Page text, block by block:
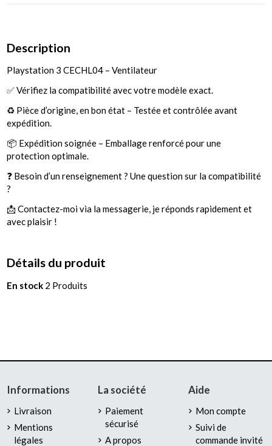
Description
Playstation 3 CECHL04 – Ventilateur
✅ Vérifiez la compatibilité avec votre modèle exact.
♻️ Pièce d’origine, en bon état – Testée et contrôlée avant
expédition.
📦 Expédition soignée – Emballage renforcé pour une
protection optimale.
❓ Besoin d’un renseignement ? Une question sur la compatibilité
?
📩 Contactez-moi via la messagerie, je réponds rapidement et
avec plaisir !
Détails du produit
En stock 2 Produits
Informations
Livraison
Mentions
légales
La société
Paiement
sécurisé
A propos
Aide
Mon compte
Suivi de
commande invité